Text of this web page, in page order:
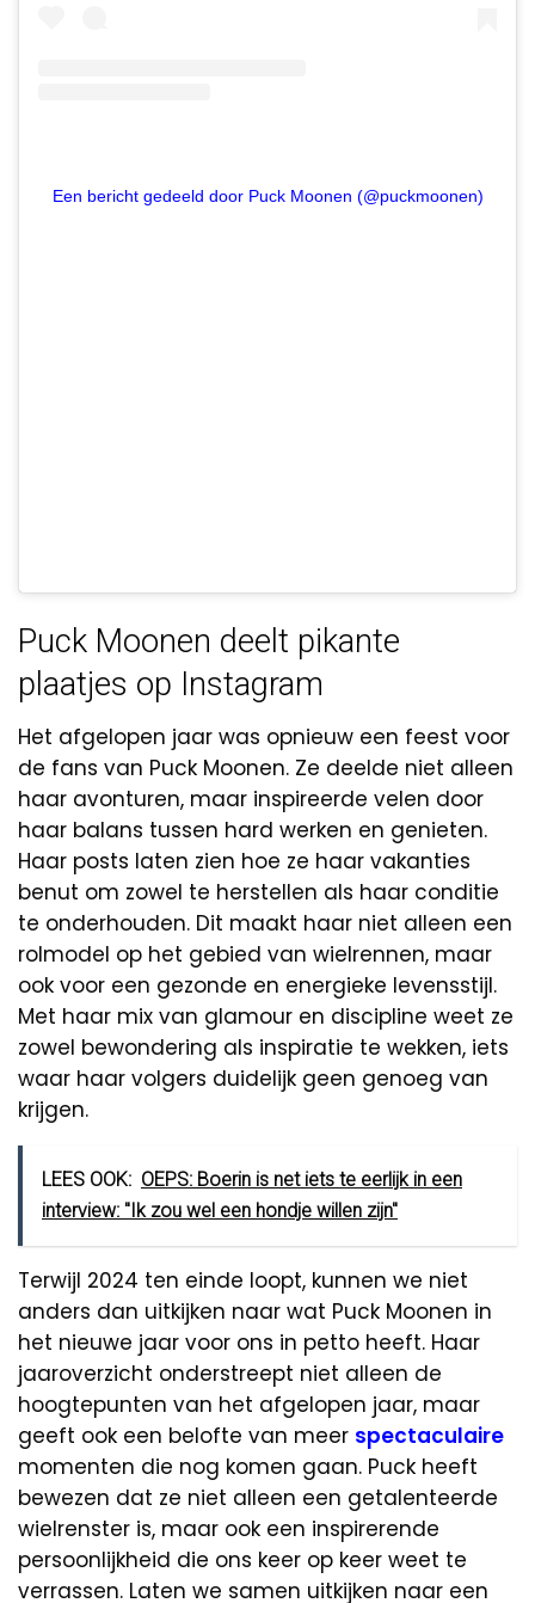
Een bericht gedeeld door Puck Moonen (@puckmoonen)
Puck Moonen deelt pikante
plaatjes op Instagram
Het afgelopen jaar was opnieuw een feest voor
de fans van Puck Moonen. Ze deelde niet alleen
haar avonturen, maar inspireerde velen door
haar balans tussen hard werken en genieten.
Haar posts laten zien hoe ze haar vakanties
benut om zowel te herstellen als haar conditie
te onderhouden. Dit maakt haar niet alleen een
rolmodel op het gebied van wielrennen, maar
ook voor een gezonde en energieke levensstijl.
Met haar mix van glamour en discipline weet ze
zowel bewondering als inspiratie te wekken, iets
waar haar volgers duidelijk geen genoeg van
krijgen.
LEES OOK: OEPS: Boerin is net iets te eerlijk in een
interview: ''Ik zou wel een hondje willen zijn''
Terwijl 2024 ten einde loopt, kunnen we niet
anders dan uitkijken naar wat Puck Moonen in
het nieuwe jaar voor ons in petto heeft. Haar
jaaroverzicht onderstreept niet alleen de
hoogtepunten van het afgelopen jaar, maar
geeft ook een belofte van meer spectaculaire
momenten die nog komen gaan. Puck heeft
bewezen dat ze niet alleen een getalenteerde
wielrenster is, maar ook een inspirerende
persoonlijkheid die ons keer op keer weet te
verrassen. Laten we samen uitkijken naar een